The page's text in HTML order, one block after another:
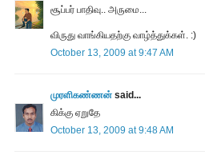
சூப்பர் பாதிவு.. அருமை...
விருது வாங்கியதற்கு வாழ்த்துக்கள். :)
October 13, 2009 at 9:47 AM
முரளிகண்ணன் said...
கிக்கு ஏறுதே
October 13, 2009 at 9:48 AM